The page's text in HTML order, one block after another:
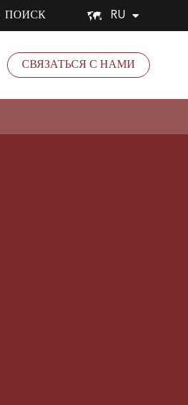
ПОИСК  RU
СВЯЗАТЬСЯ С НАМИ